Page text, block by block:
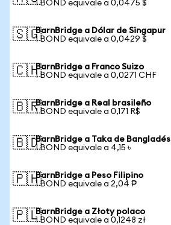
1 BOND equivale a 0,0475 $
🇸🇬BarnBridge a Dólar de Singapur
1 BOND equivale a 0,0429 $
🇨🇭BarnBridge a Franco Suizo
1 BOND equivale a 0,0271 CHF
🇧🇷BarnBridge a Real brasileño
1 BOND equivale a 0,171 R$
🇧🇩BarnBridge a Taka de Bangladés
1 BOND equivale a 4,15 ৳
🇵🇭BarnBridge a Peso Filipino
1 BOND equivale a 2,04 ₱
🇵🇱BarnBridge a Złoty polaco
1 BOND equivale a 0,1248 zł